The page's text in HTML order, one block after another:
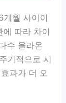
월 사이이
따라 차이
수 올라온
기적으로 시
과가 더 오